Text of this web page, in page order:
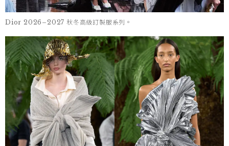
Dior 2026–2027 秋冬高級訂製服系列。